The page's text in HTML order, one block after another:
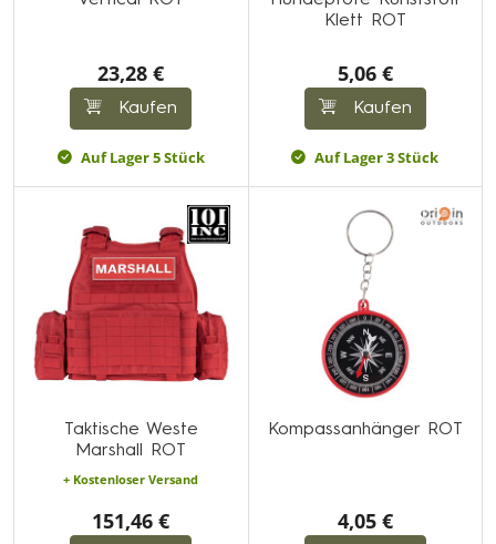
23,28 €
Kaufen
Auf Lager 5 Stück
Klett ROT
5,06 €
Kaufen
Auf Lager 3 Stück
Taktische Weste
Marshall ROT
+ Kostenloser Versand
151,46 €
Kompassanhänger ROT
4,05 €